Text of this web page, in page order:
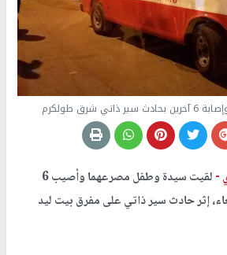
شرق طولكرم
-
لقيت سيدة وطفل مصرعهما وأصيب 6
إثر حادث سير ذاتي على مفرق بيت ليد